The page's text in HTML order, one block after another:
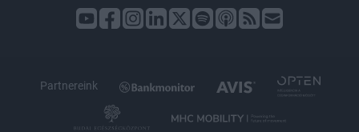
Partnereink